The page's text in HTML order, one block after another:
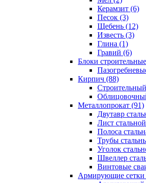
Керамзит (6)
Песок (3)
Щебень (12)
Известь (3)
Глина (1)
Гравий (6)
Блоки
Кирпич (88)
Металлопрокат (91)
Двутавр
Лист
Полоса
Трубы
Уголок
Швеллер
Винтовые
Армирующие сетки